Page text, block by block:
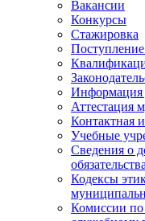
Вакансии
Конкурсы
Стажировка
Информация
Аттестация
Контактная
Учебные
Сведения о
Кодексы
Комиссии